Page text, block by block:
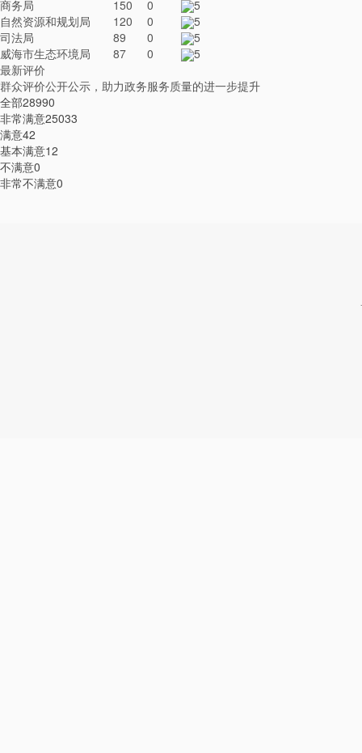
商务局 150 0
5
自然资源和规划局
120 0
5
司法局
89 0
5
威海市生态环境局
87 0
5
最新评价
群众评价公开公示，助力政务服务质量的进一步提升
全部28990
非常满意25033
满意42
基本满意12
不满意0
非常不满意0